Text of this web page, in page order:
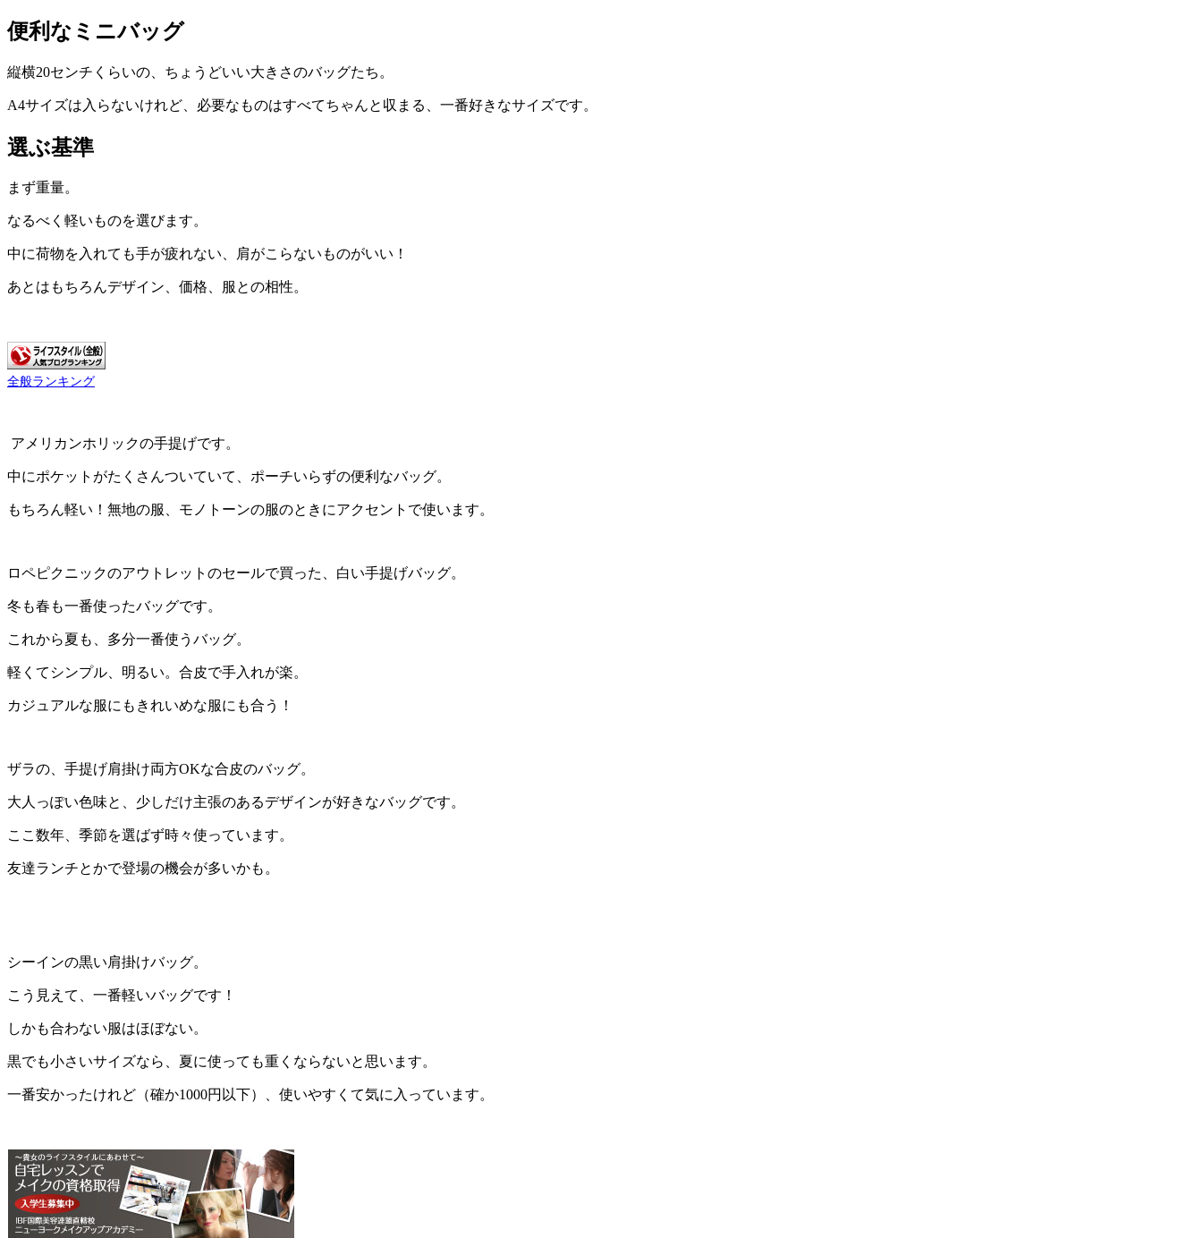
便利なミニバッグ
縦横20センチくらいの、ちょうどいい大きさのバッグたち。
A4サイズは入らないけれど、必要なものはすべてちゃんと収まる、一番好きなサイズです。
選ぶ基準
まず重量。
なるべく軽いものを選びます。
中に荷物を入れても手が疲れない、肩がこらないものがいい！
あとはもちろんデザイン、価格、服との相性。
全般ランキング
アメリカンホリックの手提げです。
中にポケットがたくさんついていて、ポーチいらずの便利なバッグ。
もちろん軽い！無地の服、モノトーンの服のときにアクセントで使います。
ロペピクニックのアウトレットのセールで買った、白い手提げバッグ。
冬も春も一番使ったバッグです。
これから夏も、多分一番使うバッグ。
軽くてシンプル、明るい。合皮で手入れが楽。
カジュアルな服にもきれいめな服にも合う！
ザラの、手提げ肩掛け両方OKな合皮のバッグ。
大人っぽい色味と、少しだけ主張のあるデザインが好きなバッグです。
ここ数年、季節を選ばず時々使っています。
友達ランチとかで登場の機会が多いかも。
シーインの黒い肩掛けバッグ。
こう見えて、一番軽いバッグです！
しかも合わない服はほぼない。
黒でも小さいサイズなら、夏に使っても重くならないと思います。
一番安かったけれど（確か1000円以下）、使いやすくて気に入っています。